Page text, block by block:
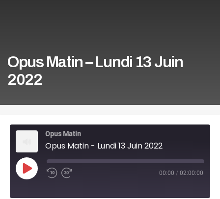
Opus Matin – Lundi 13 Juin
2022
Opus Matin
Opus Matin - Lundi 13 Juin 2022
Play
Episode
00:00 / 02:00:00